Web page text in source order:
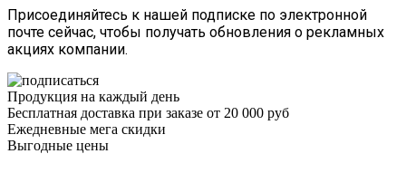
Присоединяйтесь к нашей подписке по электронной
почте сейчас, чтобы получать обновления о рекламных
акциях компании.
Продукция на каждый день
Бесплатная доставка при заказе от 20 000 руб
Ежедневные мега скидки
Выгодные цены